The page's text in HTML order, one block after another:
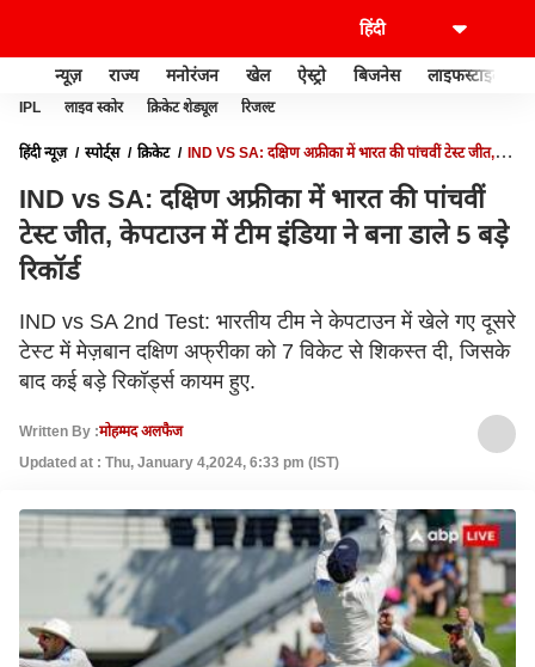
न्यूज़ राज्य मनोरंजन खेल ऐस्ट्रो बिजनेस लाइफस्टाइल
IPL लाइव स्कोर क्रिकेट शेड्यूल रिजल्ट
हिंदी न्यूज़ स्पोर्ट्स क्रिकेट
IND VS SA: दक्षिण अफ्रीका में भारत की पांचवीं टेस्ट जीत,
IND vs SA: दक्षिण अफ्रीका में भारत की पांचवीं
टेस्ट जीत, केपटाउन में टीम इंडिया ने बना डाले 5 बड़े
रिकॉर्ड
IND vs SA 2nd Test: भारतीय टीम ने केपटाउन में खेले गए दूसरे
टेस्ट में मेज़बान दक्षिण अफ्रीका को 7 विकेट से शिकस्त दी, जिसके
बाद कई बड़े रिकॉर्ड्स कायम हुए.
Written By :मोहम्मद अलफैज
Updated at : Thu, January 4,2024, 6:33 pm (IST)